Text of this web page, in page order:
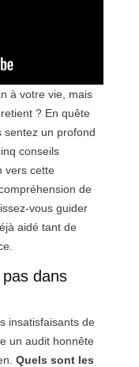
à votre vie, mais
? En quête
sentez un profond
conseils
vers cette
de
vous guider
aidé tant de
dans
insatisfaisants de
un audit honnête
Quels sont les